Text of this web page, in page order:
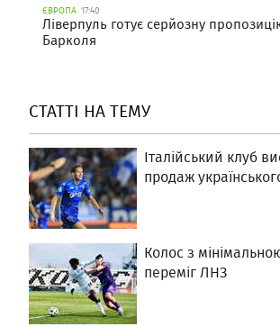
ЄВРОПА 17:40
Ліверпуль готує серйозну
Барколя
СТАТТІ НА ТЕМУ
Італійський клуб
продаж
Колос з
переміг ЛНЗ